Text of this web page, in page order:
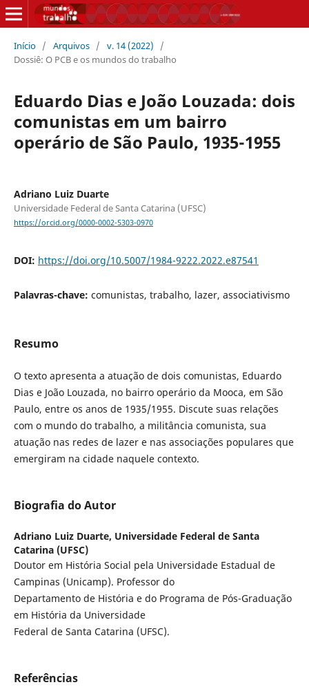
Início / Arquivos / v. 14 (2022)
/
Dossiê: O PCB e os mundos do trabalho
Eduardo Dias e João Louzada: dois
comunistas em um bairro
operário de São Paulo, 1935-1955
Adriano Luiz Duarte
Universidade Federal de Santa Catarina (UFSC)
https://orcid.org/0000-0002-5303-0970
DOI: https://doi.org/10.5007/1984-9222.2022.e87541
Palavras-chave: comunistas, trabalho, lazer, associativismo
Resumo
O texto apresenta a atuação de dois comunistas, Eduardo
Dias e João Louzada, no bairro operário da Mooca, em São
Paulo, entre os anos de 1935/1955. Discute suas relações
com o mundo do trabalho, a militância comunista, sua
atuação nas redes de lazer e nas associações populares que
emergiram na cidade naquele contexto.
Biografia do Autor
Adriano Luiz Duarte, Universidade Federal de Santa
Catarina (UFSC)
Doutor em História Social pela Universidade Estadual de
Campinas (Unicamp). Professor do
Departamento de História e do Programa de Pós-Graduação
em História da Universidade
Federal de Santa Catarina (UFSC).
Referências